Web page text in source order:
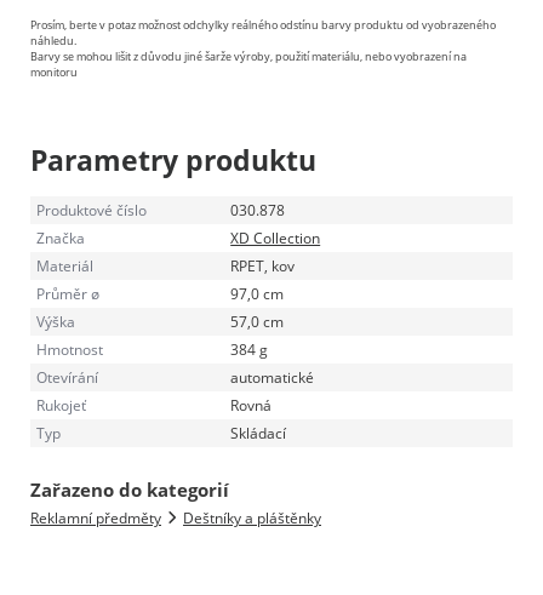
Prosím, berte v potaz možnost odchylky reálného odstínu barvy produktu od vyobrazeného
náhledu.
Barvy se mohou lišit z důvodu jiné šarže výroby, použití materiálu, nebo vyobrazení na
monitoru
Parametry produktu
Produktové číslo
030.878
Značka
XD Collection
Materiál
RPET, kov
Průměr ø
97,0 cm
Výška
57,0 cm
Hmotnost
384 g
Otevírání
automatické
Rukojeť
Rovná
Typ
Skládací
Zařazeno do kategorií
Reklamní předměty Deštníky a pláštěnky